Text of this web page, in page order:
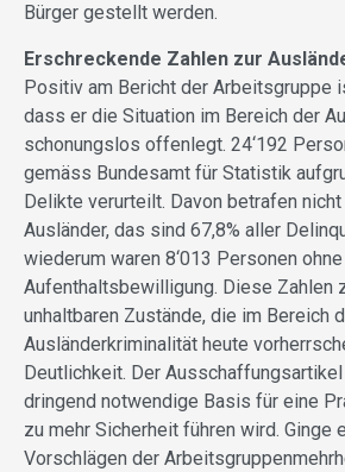
Bürger gestellt werden.
Erschreckende Zahlen zur
Positiv am Bericht der Arbeitsgruppe
dass er die Situation im Bereich der
schonungslos offenlegt. 24‘192
gemäss Bundesamt für Statistik
Delikte verurteilt. Davon betrafen
Ausländer, das sind 67,8% aller
wiederum waren 8‘013 Personen ohne
Aufenthaltsbewilligung. Diese Zahlen
unhaltbaren Zustände, die im Bereich
Ausländerkriminalität heute
Deutlichkeit. Der
dringend notwendige Basis für eine
zu mehr Sicherheit führen wird. Ginge
Vorschlägen der